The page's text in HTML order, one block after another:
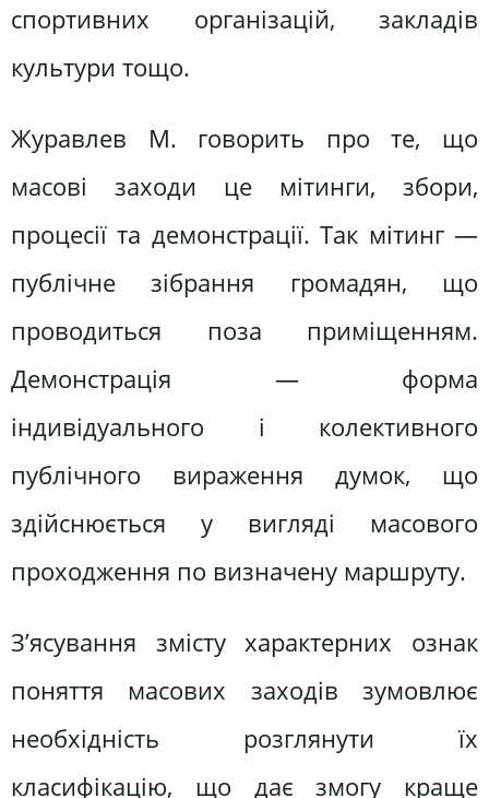
спортивних організацій, закладів
культури тощо.
Журавлев М. говорить про те, що
масові заходи це мітинги, збори,
процесії та демонстрації. Так мітинг —
публічне зібрання громадян, що
проводиться поза приміщенням.
Демонстрація — форма
індивідуального і колективного
публічного вираження думок, що
здійснюється у вигляді масового
проходження по визначену маршруту.
З’ясування змісту характерних ознак
поняття масових заходів зумовлює
необхідність розглянути їх
класифікацію, що дає змогу краще